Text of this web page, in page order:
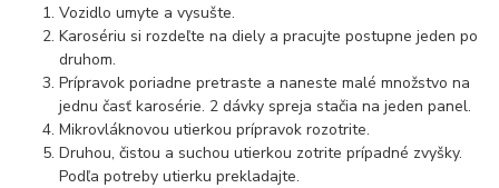
Vozidlo umyte a vysušte.
Karosériu si rozdeľte na diely a pracujte postupne jeden po
druhom.
Prípravok poriadne pretraste a naneste malé množstvo na
jednu časť karosérie. 2 dávky spreja stačia na jeden panel.
Mikrovláknovou utierkou prípravok rozotrite.
Druhou, čistou a suchou utierkou zotrite prípadné zvyšky.
Podľa potreby utierku prekladajte.